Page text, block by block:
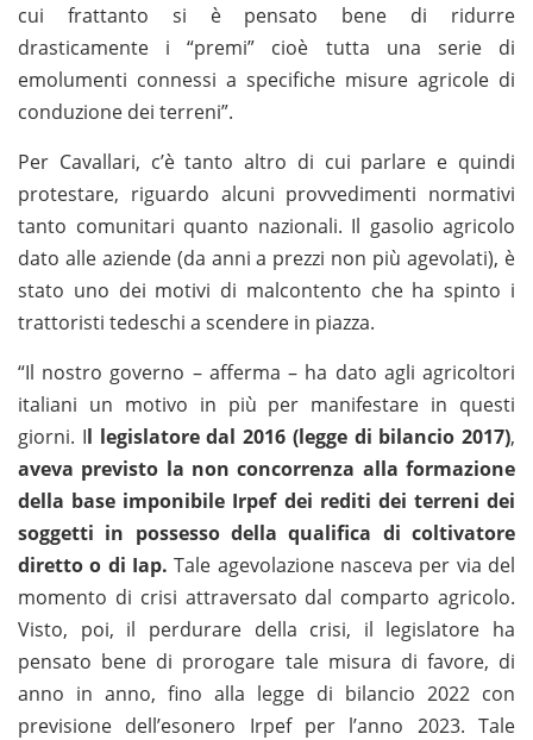
cui frattanto si è pensato bene di ridurre
drasticamente i “premi” cioè tutta una serie di
emolumenti connessi a specifiche misure agricole di
conduzione dei terreni”.
Per Cavallari, c’è tanto altro di cui parlare e quindi
protestare, riguardo alcuni provvedimenti normativi
tanto comunitari quanto nazionali. Il gasolio agricolo
dato alle aziende (da anni a prezzi non più agevolati), è
stato uno dei motivi di malcontento che ha spinto i
trattoristi tedeschi a scendere in piazza.
“Il nostro governo – afferma – ha dato agli agricoltori
italiani un motivo in più per manifestare in questi
giorni. Il legislatore dal 2016 (legge di bilancio 2017),
aveva previsto la non concorrenza alla formazione
della base imponibile Irpef dei rediti dei terreni dei
soggetti in possesso della qualifica di coltivatore
diretto o di Iap. Tale agevolazione nasceva per via del
momento di crisi attraversato dal comparto agricolo.
Visto, poi, il perdurare della crisi, il legislatore ha
pensato bene di prorogare tale misura di favore, di
anno in anno, fino alla legge di bilancio 2022 con
previsione dell’esonero Irpef per l’anno 2023. Tale